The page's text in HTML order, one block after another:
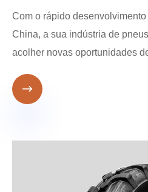
Com o rápido
China, a sua indústria de
acolher novas oportunidades
